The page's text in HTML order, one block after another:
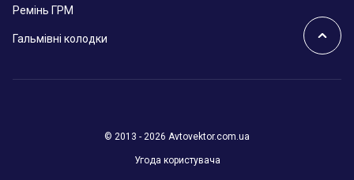
Ремінь ГРМ
Гальмівні колодки
© 2013 - 2026 Avtovektor.com.ua
Угода користувача